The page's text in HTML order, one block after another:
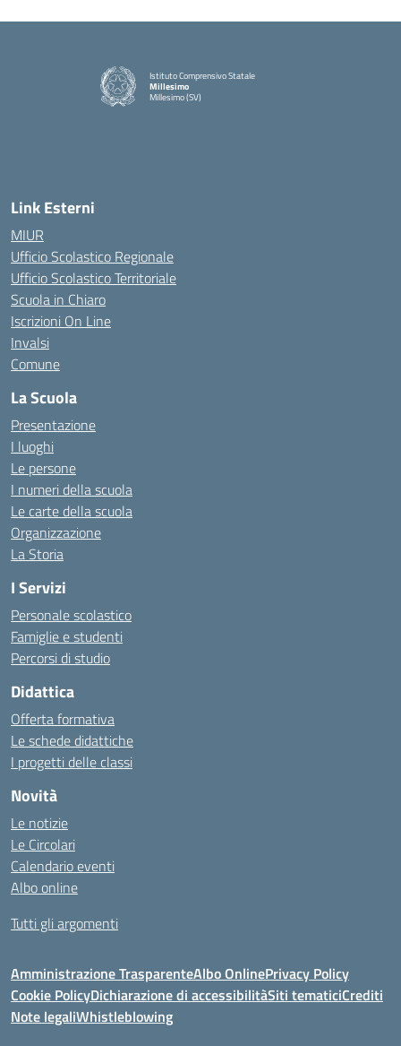
Istituto Comprensivo Statale
Millesimo
Millesimo (SV)
Link Esterni
MIUR
Ufficio Scolastico Regionale
Ufficio Scolastico Territoriale
Scuola in Chiaro
Iscrizioni On Line
Invalsi
Comune
La Scuola
Presentazione
I luoghi
Le persone
I numeri della scuola
Le carte della scuola
Organizzazione
La Storia
I Servizi
Personale scolastico
Famiglie e studenti
Percorsi di studio
Didattica
Offerta formativa
Le schede didattiche
I progetti delle classi
Novità
Le notizie
Le Circolari
Calendario eventi
Albo online
Tutti gli argomenti
Amministrazione TrasparenteAlbo OnlinePrivacy Policy
Cookie PolicyDichiarazione di accessibilitàSiti tematiciCrediti
Note legaliWhistleblowing